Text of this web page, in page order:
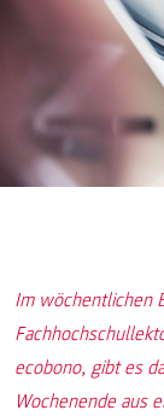
Im wöchentlichen
ecobono, gibt es
Wochenende aus